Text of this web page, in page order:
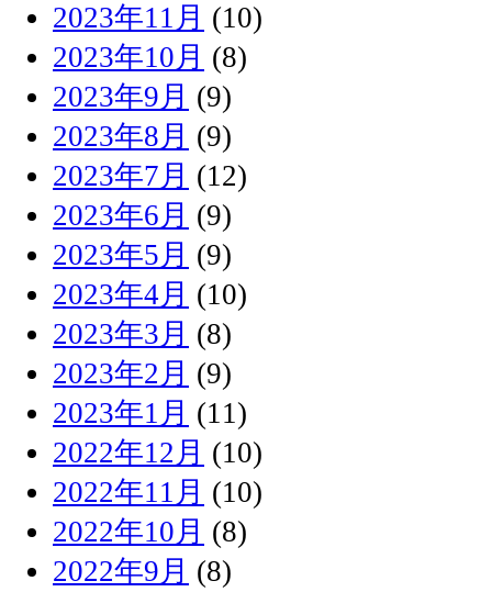
2023年11月 (10)
2023年10月 (8)
2023年9月 (9)
2023年8月 (9)
2023年7月 (12)
2023年6月 (9)
2023年5月 (9)
2023年4月 (10)
2023年3月 (8)
2023年2月 (9)
2023年1月 (11)
2022年12月 (10)
2022年11月 (10)
2022年10月 (8)
2022年9月 (8)